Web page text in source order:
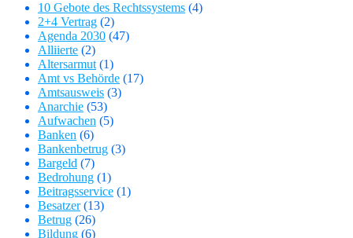
10 Gebote des Rechtssystems (4)
2+4 Vertrag (2)
Agenda 2030 (47)
Alliierte (2)
Altersarmut(1)
Amt vs Behörde (17)
Amtsausweis (3)
Anarchie (53)
Aufwachen (5)
Banken (6)
Bankenbetrug (3)
Bargeld (7)
Bedrohung (1)
Beitragsservice (1)
Besatzer(13)
Betrug (26)
Bildung (6)